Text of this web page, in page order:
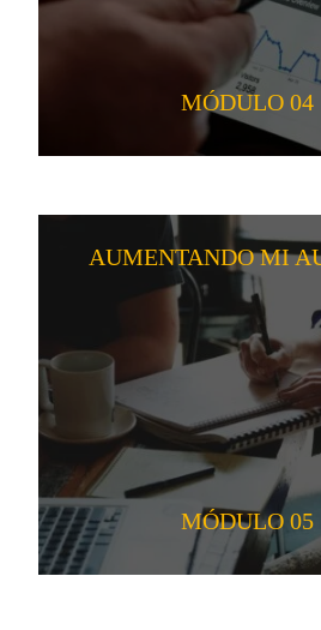
MÓDULO 04
AUMENTANDO MI
MÓDULO 05